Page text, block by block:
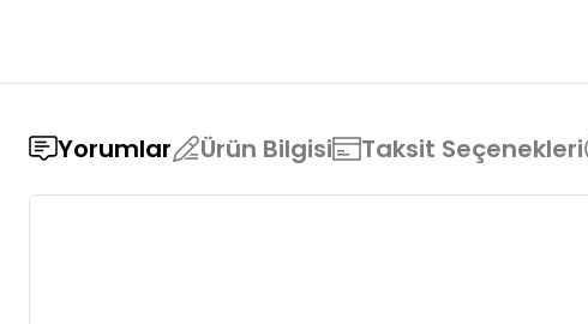
Yorumlar Ürün Bilgisi Taksit Seçenekleri